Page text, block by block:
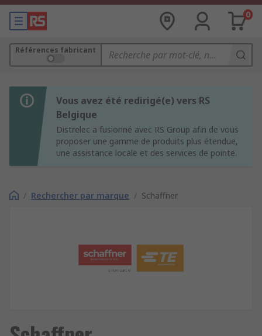
0
Références fabricant
Vous avez été redirigé(e) vers RS
Belgique
Distrelec a fusionné avec RS Group afin de vous
proposer une gamme de produits plus étendue,
une assistance locale et des services de pointe.
/ Rechercher par marque / Schaffner